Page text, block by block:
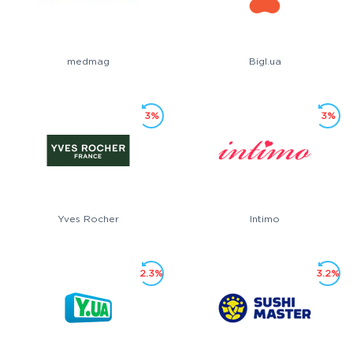
medmag Bigl.ua
Yves Rocher
3%
Intimo
3%
2.3% 3.2%